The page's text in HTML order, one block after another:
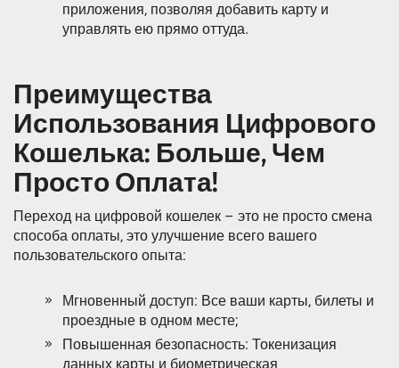
приложения‚ позволяя добавить карту и
управлять ею прямо оттуда.
Преимущества
Использования Цифрового
Кошелька: Больше‚ Чем
Просто Оплата!
Переход на цифровой кошелек – это не просто смена
способа оплаты‚ это улучшение всего вашего
пользовательского опыта:
Мгновенный доступ: Все ваши карты‚ билеты и
проездные в одном месте;
Повышенная безопасность: Токенизация
данных карты и биометрическая